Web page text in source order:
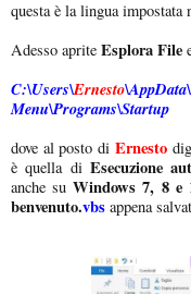
questa è la lingua
Adesso aprite Esplora File
C:\Users\Ernesto
Menu\Programs\Startup
dove al posto di Ernesto
è quella di Esecuzione
anche suWindows 7, 8 e
benvenuto.vbs appena